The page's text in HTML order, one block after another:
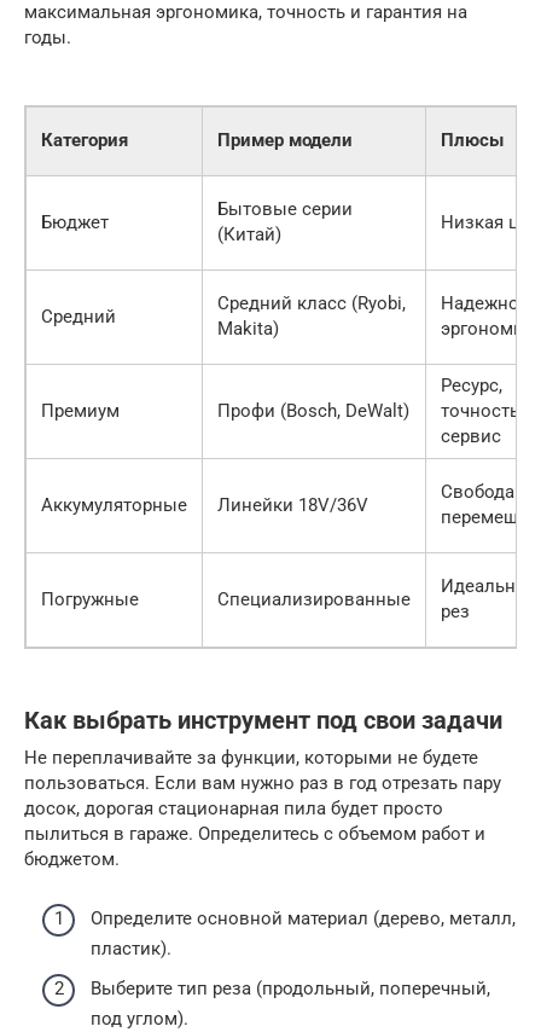
максимальная эргономика, точность и гарантия на
годы.
Категория Пример модели Плюсы
Бюджет
Бытовые серии
(Китай)
Низкая
Средний
Средний класс (Ryobi,
Makita)
Премиум Профи (Bosch, DeWalt)
Ресурс,
точность,
сервис
Аккумуляторные Линейки 18V/36V
Свобода
Погружные Специализированные
Идеальный
рез
Как выбрать инструмент под свои задачи
Не переплачивайте за функции, которыми не будете
пользоваться. Если вам нужно раз в год отрезать пару
досок, дорогая стационарная пила будет просто
пылиться в гараже. Определитесь с объемом работ и
бюджетом.
Определите основной материал (дерево, металл,
пластик).
Выберите тип реза (продольный, поперечный,
под углом).